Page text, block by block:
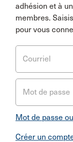
adhésion et à
membres.
pour vous
Courriel
Mot de passe
Mot de passe
Créer un